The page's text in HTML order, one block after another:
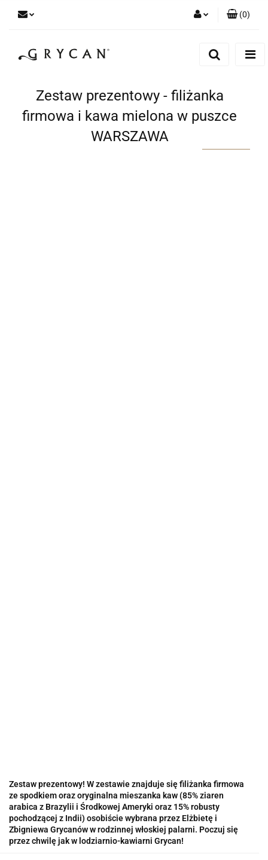
Zgody cookies
(0)
Zestaw prezentowy - filiżanka
firmowa i kawa mielona w puszce
WARSZAWA
Zestaw prezentowy! W zestawie znajduje się filiżanka firmowa
ze spodkiem oraz oryginalna mieszanka kaw (85% ziaren
arabica z Brazylii i Środkowej Ameryki oraz 15% robusty
pochodzącej z Indii) osobiście wybrana przez Elżbietę i
Zbigniewa Grycanów w rodzinnej włoskiej palarni. Poczuj się
przez chwilę jak w lodziarnio-kawiarni Grycan!